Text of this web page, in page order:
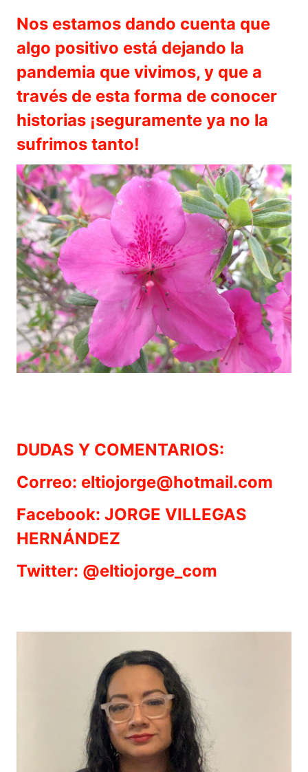
Nos estamos dando cuenta que
algo positivo está dejando la
pandemia que vivimos, y que a
través de esta forma de conocer
historias ¡seguramente ya no la
sufrimos tanto!
DUDAS Y COMENTARIOS:
Correo: eltiojorge@hotmail.com
Facebook: JORGE VILLEGAS
HERNÁNDEZ
Twitter: @eltiojorge_com